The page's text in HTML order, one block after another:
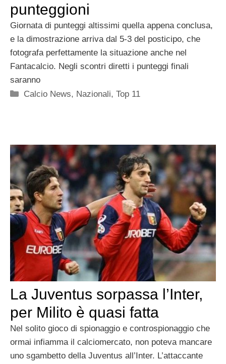
punteggioni
Giornata di punteggi altissimi quella appena conclusa,
e la dimostrazione arriva dal 5-3 del posticipo, che
fotografa perfettamente la situazione anche nel
Fantacalcio. Negli scontri diretti i punteggi finali
saranno
Categorie
Calcio News, Nazionali,Top 11
La Juventus sorpassa l’Inter,
per Milito è quasi fatta
Nel solito gioco di spionaggio e controspionaggio che
ormai infiamma il calciomercato, non poteva mancare
uno sgambetto della Juventus all’Inter. L’attaccante